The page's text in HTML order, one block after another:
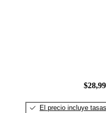
El precio incluye tasas